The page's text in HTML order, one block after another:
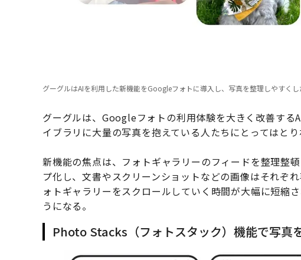
グーグルはAIを利用した新機能をGoogleフォトに導入し、写真を整理しやすくし
グーグルは、Googleフォトの利用体験を大きく改善す
イブラリに大量の写真を抱えている人たちにとってはとり
新機能の焦点は、フォトギャラリーのフィードを整理整
プ化し、文書やスクリーンショットなどの画像はそれぞ
ォトギャラリーをスクロールしていく時間が大幅に短縮
うになる。
Photo Stacks（フォトスタック）機能で写真